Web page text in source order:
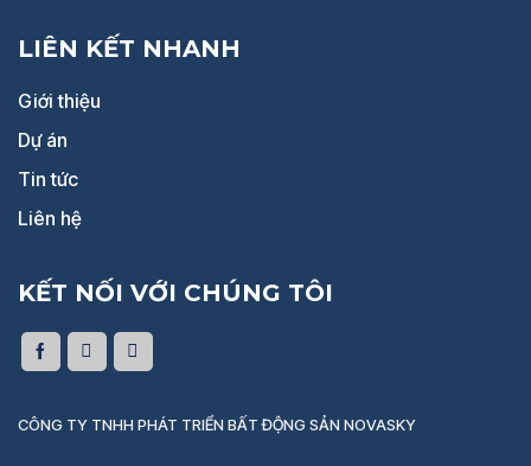
LIÊN KẾT NHANH
Giới thiệu
Dự án
Tin tức
Liên hệ
KẾT NỐI VỚI CHÚNG TÔI
CÔNG TY TNHH PHÁT TRIỂN BẤT ĐỘNG SẢN NOVASKY